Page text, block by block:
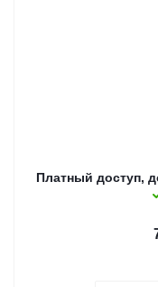
Платный доступ,